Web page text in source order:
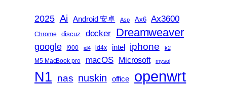
2025 Ai Android 安卓 Asp Ax6 Ax3600
Chrome discuz docker Dreamweaver
google I900 id4 id4x intel iphone k2
M5 MacBook pro macOS Microsoft mysql
N1 nas nuskin office openwrt